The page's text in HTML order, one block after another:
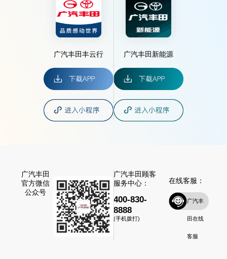
广汽丰田丰云行 广汽丰田新能源
广汽丰田
官方微信
公众号
广汽丰田顾客
服务中心：
400-830-
8888
(手机拨打)
在线客服：
广汽丰
田在线
客服